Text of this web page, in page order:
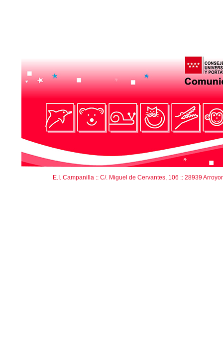
E.I. Campanilla :: C/. Miguel de Cervantes, 106 ::